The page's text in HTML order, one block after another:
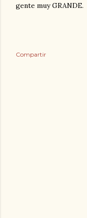
gente muy GRANDE.
Compartir